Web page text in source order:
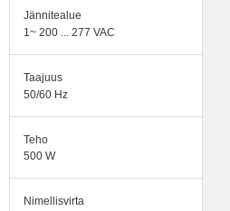
Jännitealue
1~ 200 ... 277 VAC
Taajuus
50/60 Hz
Teho
500 W
Nimellisvirta